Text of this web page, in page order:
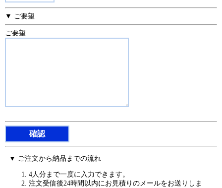
▼ ご要望
ご要望
▼ ご注文から納品までの流れ
4人分まで一度に入力できます。
注文受信後24時間以内にお見積りのメールをお送りしま